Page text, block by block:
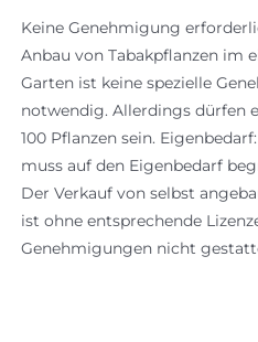
Keine Genehmigung
Anbau von Tabakpflanzen im
Garten ist keine spezielle
notwendig. Allerdings dürfen
100 Pflanzen sein.
muss auf den Eigenbedarf
Der Verkauf von selbst
ist ohne entsprechende
Genehmigungen nicht